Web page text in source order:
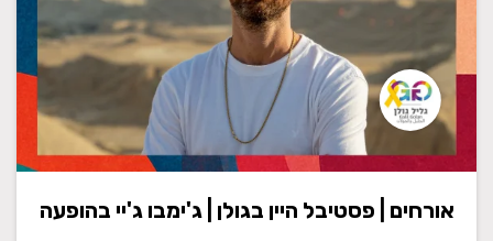
אורחים | פסטיבל היין בגולן | ג'ימבו ג'יי בהופעה